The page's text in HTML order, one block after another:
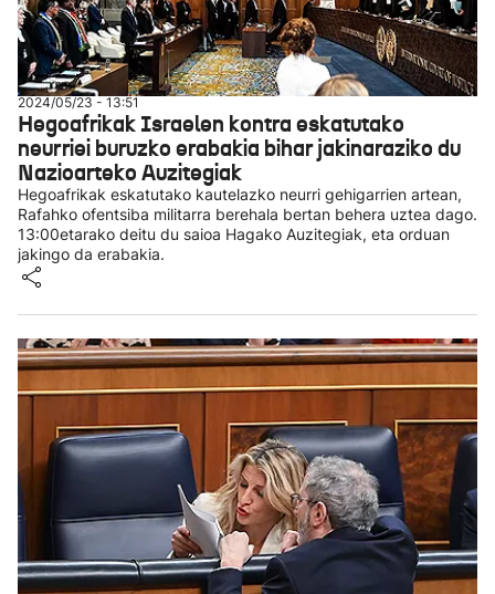
2024/05/23 - 13:51
Hegoafrikak Israelen kontra eskatutako
neurriei buruzko erabakia bihar jakinaraziko du
Nazioarteko Auzitegiak
Hegoafrikak eskatutako kautelazko neurri gehigarrien artean,
Rafahko ofentsiba militarra berehala bertan behera uztea dago.
13:00etarako deitu du saioa Hagako Auzitegiak, eta orduan
jakingo da erabakia.